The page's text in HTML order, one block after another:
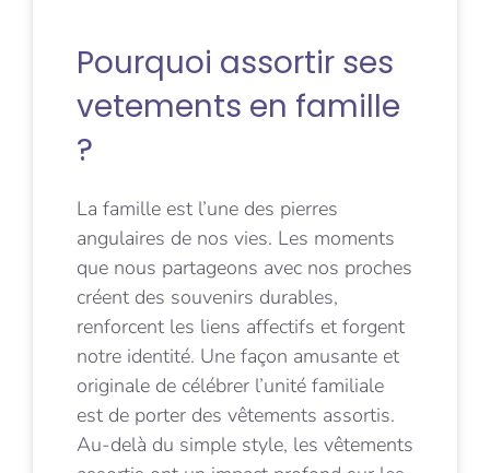
Pourquoi assortir ses
vetements en famille
?
La famille est l’une des pierres
angulaires de nos vies. Les moments
que nous partageons avec nos proches
créent des souvenirs durables,
renforcent les liens affectifs et forgent
notre identité. Une façon amusante et
originale de célébrer l’unité familiale
est de porter des vêtements assortis.
Au-delà du simple style, les vêtements